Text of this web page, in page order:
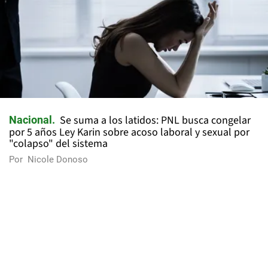
Nacional
Se suma a los latidos: PNL busca congelar
por 5 años Ley Karin sobre acoso laboral y sexual por
"colapso" del sistema
Por Nicole Donoso